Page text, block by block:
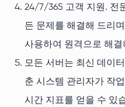
24/7/365 고객 지원. 전
든 문제를 해결해 드리
사용하여 원격으로 해결
모든 서버는 최신 데이
춘 시스템 관리자가 작
시간 지표를 얻을 수 있